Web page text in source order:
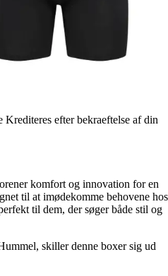
Krediteres efter bekraeftelse af din
komfort og innovation for en
til at imødekomme behovene hos
til dem, der søger både stil og
skiller denne boxer sig ud